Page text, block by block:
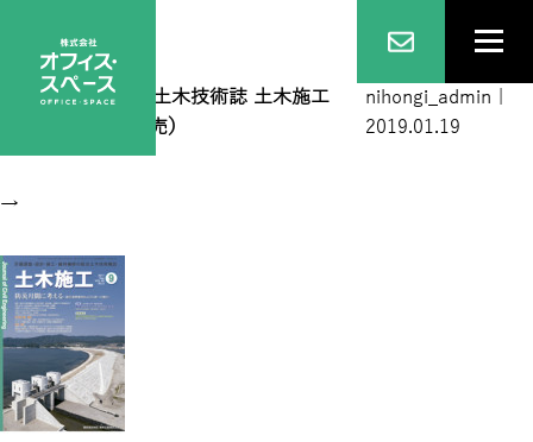
2017 09| ←総合土木技術誌 土木施工
2017年9月号（完売）
nihongi_admin
2019.01.19
→